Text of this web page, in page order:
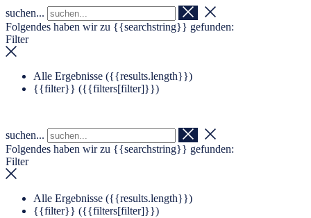
Navigation überspringen
Zum Footer springen
suchen...
Folgendes haben wir zu {{searchstring}} gefunden:
Filter
Alle Ergebnisse ({{results.length}})
{{filter}} ({{filters[filter]}})
suchen...
Folgendes haben wir zu {{searchstring}} gefunden:
Filter
Alle Ergebnisse ({{results.length}})
{{filter}} ({{filters[filter]}})